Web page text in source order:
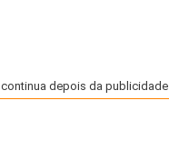
continua depois da publicidade